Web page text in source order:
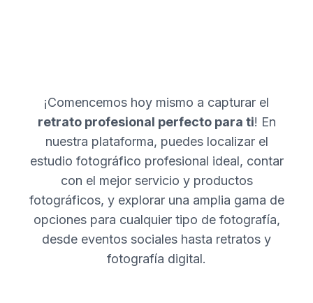
¡Comencemos hoy mismo a capturar el
retrato profesional perfecto para ti! En
nuestra plataforma, puedes localizar el
estudio fotográfico profesional ideal, contar
con el mejor servicio y productos
fotográficos, y explorar una amplia gama de
opciones para cualquier tipo de fotografía,
desde eventos sociales hasta retratos y
fotografía digital.